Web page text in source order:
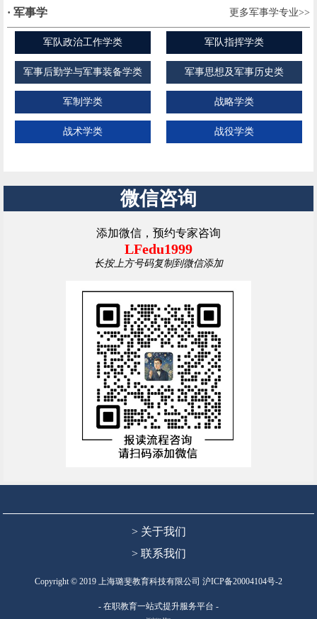
· 军事学 更多军事学专业>>
军队政治工作学类 军队指挥学类
军事后勤学与军事装备学类 军事思想及军事历史类
军制学类 战略学类
战术学类 战役学类
微信咨询
添加微信，预约专家咨询
LFedu1999
长按上方号码复制到微信添加
> 关于我们
> 联系我们
Copyright © 2019 上海璐斐教育科技有限公司 沪ICP备20004104号-2
- 在职教育一站式提升服务平台 -